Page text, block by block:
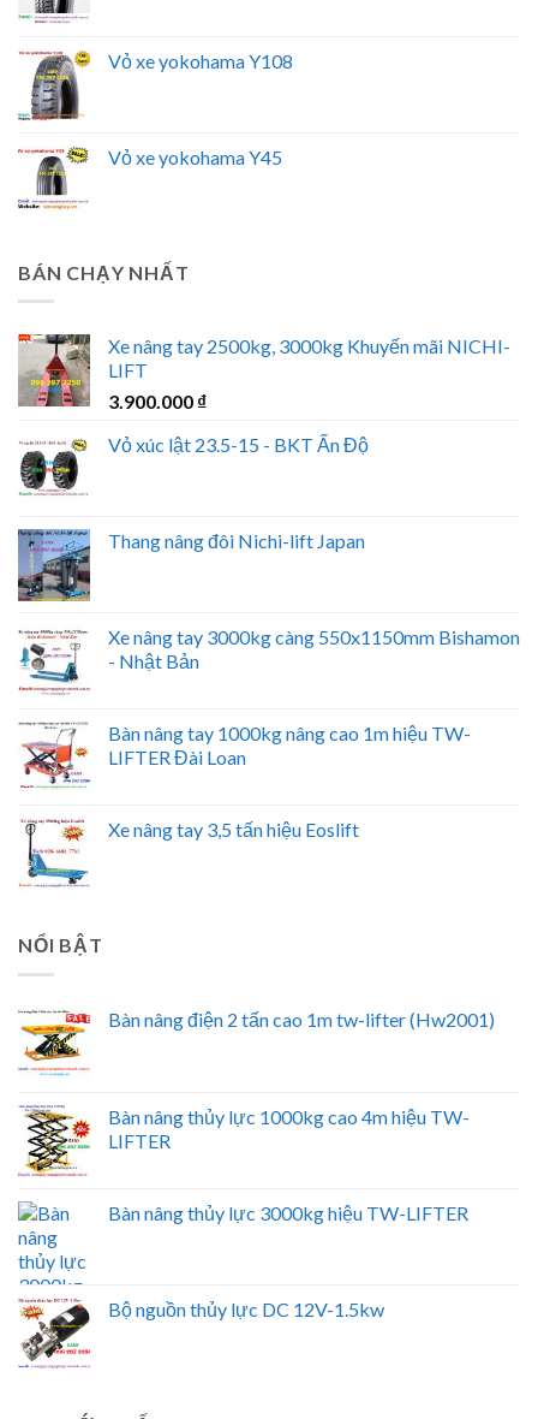
Vỏ xe yokohama Y108
Vỏ xe yokohama Y45
BÁN CHẠY NHẤT
Xe nâng tay 2500kg, 3000kg Khuyến mãi NICHI-
LIFT
3.900.000 ₫
Vỏ xúc lật 23.5-15 - BKT Ấn Độ
Thang nâng đôi Nichi-lift Japan
Xe nâng tay 3000kg càng 550x1150mm Bishamon
- Nhật Bản
Bàn nâng tay 1000kg nâng cao 1m hiệu TW-
LIFTER Đài Loan
Xe nâng tay 3,5 tấn hiệu Eoslift
NỔI BẬT
Bàn nâng điện 2 tấn cao 1m tw-lifter (Hw2001)
Bàn nâng thủy lực 1000kg cao 4m hiệu TW-
LIFTER
Bàn nâng thủy lực 3000kg hiệu TW-LIFTER
Bộ nguồn thủy lực DC 12V-1.5kw